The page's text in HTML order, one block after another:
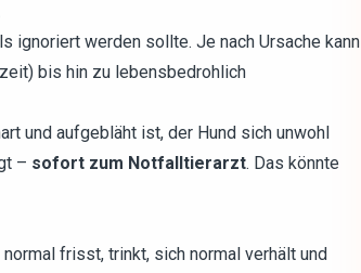
ignoriert werden sollte. Je nach Ursache kann
bis hin zu lebensbedrohlich
und aufgebläht ist, der Hund sich unwohl
– sofort zum Notfalltierarzt. Das könnte
frisst, trinkt, sich normal verhält und